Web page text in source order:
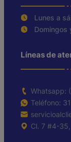
Lunes a
Domingos
Líneas de
Whatsapp:
Teléfono:
Cl. 7 #4-